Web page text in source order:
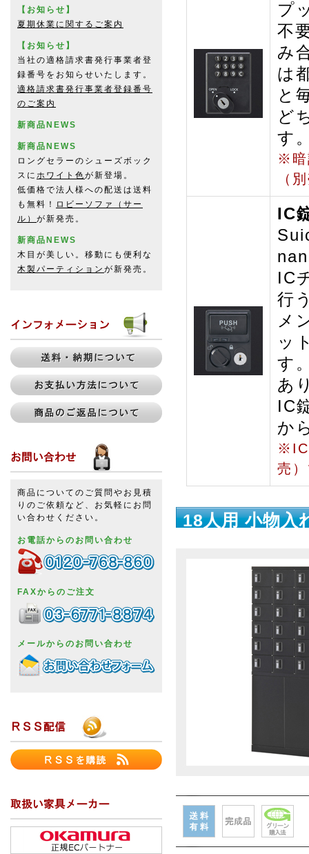
プ
不
み
は
と
ど
す
※暗
（
IC
IC
行
メ
ッ
す
あ
IC
か
※IC
売
18人用 小物入
【お知らせ】
夏期休業に関するご案内
【お知らせ】
当社の適格請求書発行事業者登
録番号をお知らせいたします。
適格請求書発行事業者登録番号
のご案内
新商品NEWS
新商品NEWS
ロングセラーのシューズボック
スに ホワイト色が新登場。
低価格で法人様への配送は送料
も無料！
ロビーソファ（サー
ル） が新発売。
新商品NEWS
木目が美しい。移動にも便利な
木製パーティション が新発売。
商品についてのご質問やお見積
りのご依頼など、お気軽にお問
い合わせください。
お電話からのお問い合わせ
FAXからのご注文
メールからのお問い合わせ